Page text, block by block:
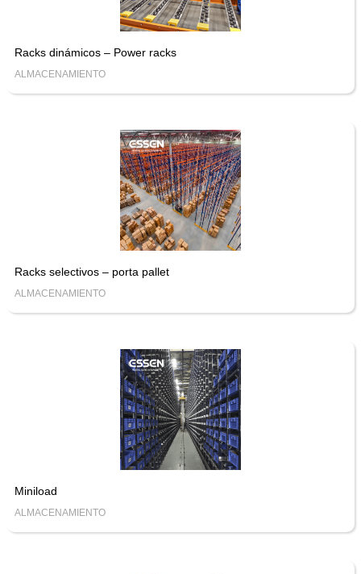
Racks dinámicos – Power racks
ALMACENAMIENTO
Racks selectivos – porta pallet
ALMACENAMIENTO
Miniload
ALMACENAMIENTO